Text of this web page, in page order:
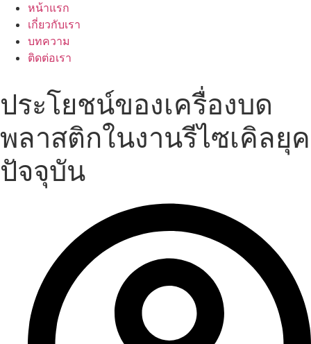
หน้าแรก
เกี่ยวกับเรา
บทความ
ติดต่อเรา
ประโยชน์ของเครื่องบด
พลาสติกในงานรีไซเคิลยุค
ปัจจุบัน